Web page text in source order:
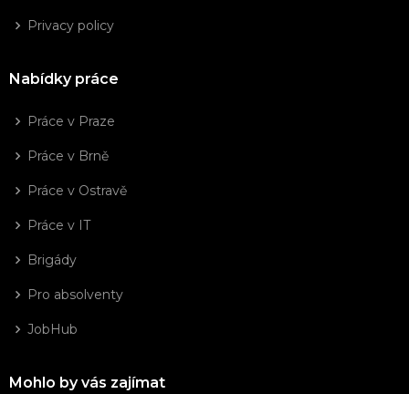
Privacy policy
Nabídky práce
Práce v Praze
Práce v Brně
Práce v Ostravě
Práce v IT
Brigády
Pro absolventy
JobHub
Mohlo by vás zajímat